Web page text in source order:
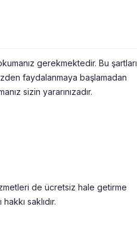
gerekmektedir. Bu şartları
faydalanmaya başlamadan
sizin yararınızadır.
de ücretsiz hale getirme
saklıdır.